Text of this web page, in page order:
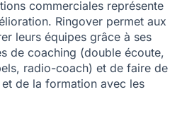
commerciales représente
Ringover permet aux
leurs équipes grâce à ses
de coaching (double écoute,
radio-coach) et de faire de
de la formation avec les